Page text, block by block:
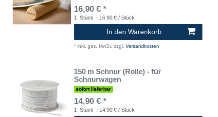
16,90 € *
1 Stück | 16,90 € / Stück
In den Warenkorb
* inkl. ges. MwSt. zzgl. Versandkosten
150 m Schnur (Rolle) - für
Schnurwagen
sofort lieferbar
14,90 € *
1 Stück | 14,90 € / Stück